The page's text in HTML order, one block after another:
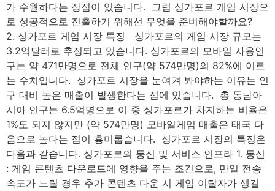
가 수월하다는 장점이 있습니다. ​ 그럼 싱가포르 게임 시장으
로 성공적으로 진출하기 위해선 무엇을 준비해야할까요?
2. 싱가포르 게임 시장 특징 싱가포르의 게임 시장 규모는
3.2억달러로 추정되고 있습니다. 싱가포르의 모바일 사용인
구는 약 471만명으로 전체 인구(약 574만명)의 82%에 이르
는 수치입니다. ​ 싱가포르 시장을 눈여겨 봐야하는 이유는 인
구 대비 높은 매출이 발생한다는 점에 있습니다. ​ 총 동남아
시아 인구는 6.5억명으로 이 중 싱가포르가 차지하는 비율은
1%도 되지 않지만 (약 574만명) 모바일게임 매출은 태국 다
음으로 높다는 점이 흥미롭습니다. ​​ 싱가포르 시장의 특징은
다음과 같습니다. 싱가포르의 통신 및 서비스 인프라 1. 통신
: 게임 콘텐츠 다운로드에 영향을 주는 조건으로, 만일 전송
속도가 느릴 경우 추가 콘텐츠 다운 시 게임 이탈자가 생길